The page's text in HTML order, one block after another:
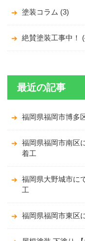
塗装コラム (3)
絶賛塗装工事中！
最近の記事
福岡県福岡市博多
福岡県福岡市南区
着工
福岡県大野城市に
工
福岡県福岡市東区